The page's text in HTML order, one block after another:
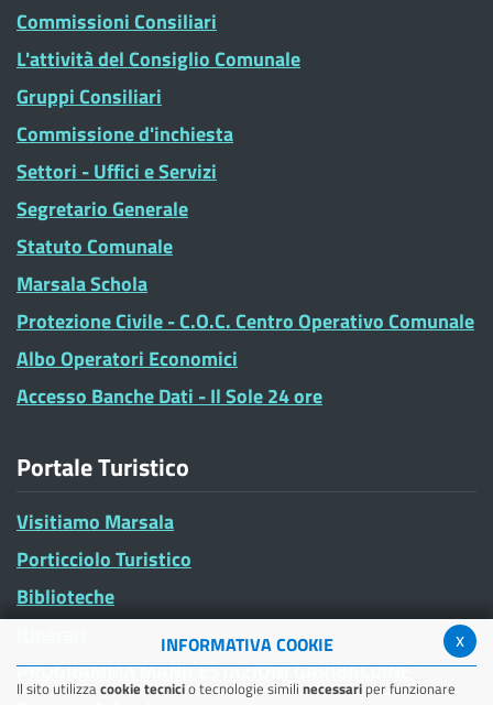
Commissioni Consiliari
L'attività del Consiglio Comunale
Gruppi Consiliari
Commissione d'inchiesta
Settori - Uffici e Servizi
Segretario Generale
Statuto Comunale
Marsala Schola
Protezione Civile - C.O.C. Centro Operativo Comunale
Albo Operatori Economici
Accesso Banche Dati - Il Sole 24 ore
Portale Turistico
Visitiamo Marsala
Porticciolo Turistico
Biblioteche
PROGRAMMA MANIFESTAZIONI GARIBALDINE
x
INFORMATIVA COOKIE
Il sito utilizzacookie tecnicio tecnologie simili necessari per funzionare